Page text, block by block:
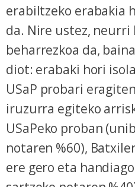
erabiltzeko erabakia
da. Nire ustez, neurri
beharrezkoa da,
diot: erabaki hori
USaP probari
iruzurra egiteko
USaPeko proban
notaren %60),
ere gero eta